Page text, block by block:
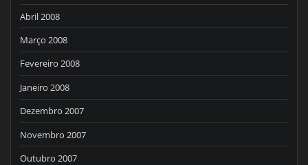
Abril 2008
Março 2008
Fevereiro 2008
Janeiro 2008
Dezembro 2007
Novembro 2007
Outubro 2007